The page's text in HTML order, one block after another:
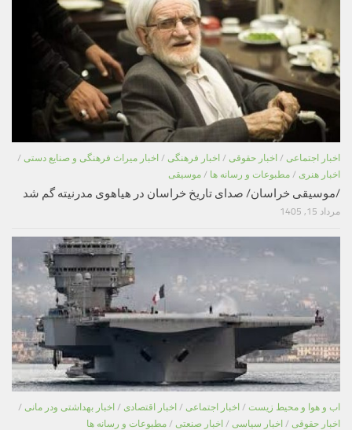
اخبار اجتماعی / اخبار حقوقی / اخبار فرهنگی / اخبار میراث فرهنگی و صنایع دستی /
اخبار هنری / مطبوعات و رسانه ها / موسیقی
/موسیقی خراسان/ صدای تاریخ خراسان در هیاهوی مدرنیته گم شد
مرداد 15, 1405
اب و هوا و محیط زیست / اخبار اجتماعی / اخبار اقتصادی / اخبار بهداشتی ودر مانی /
اخبار حقوقی / اخبار سیاسی / اخبار صنعتی / مطبوعات و رسانه ها